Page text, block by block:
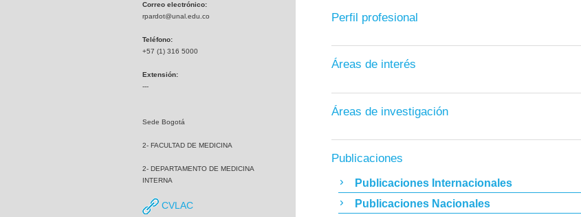
Correo electrónico:
rpardot@unal.edu.co
Teléfono:
+57 (1) 316 5000
Extensión:
---
Sede Bogotá
2- FACULTAD DE MEDICINA
2- DEPARTAMENTO DE MEDICINA
INTERNA
CVLAC
Perfil profesional
Áreas de interés
Áreas de investigación
Publicaciones
Publicaciones Internacionales
Publicaciones Nacionales